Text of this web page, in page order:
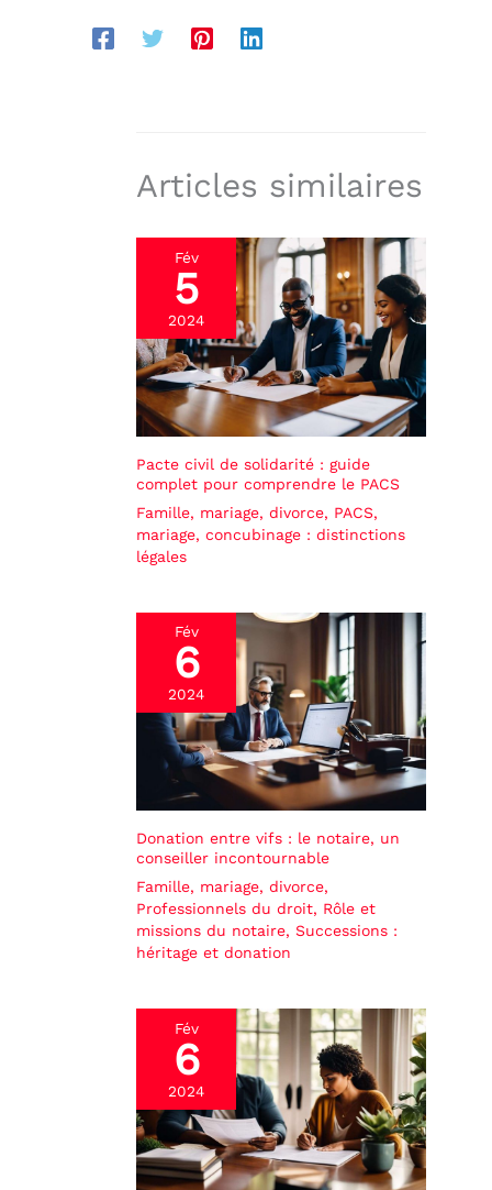
Articles similaires
Fév
5
2024
Pacte civil de solidarité : guide
complet pour comprendre le PACS
Famille, mariage, divorce, PACS,
mariage, concubinage : distinctions
légales
Fév
6
2024
Donation entre vifs : le notaire, un
conseiller incontournable
Famille, mariage, divorce,
Professionnels du droit, Rôle et
missions du notaire, Successions :
héritage et donation
Fév
6
2024